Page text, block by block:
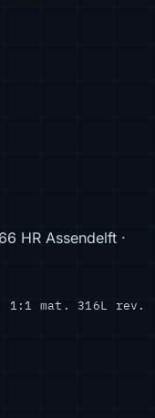
HR Assendelft ·
1:1 mat. 316L
rev.